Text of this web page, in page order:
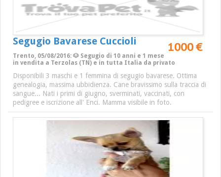
Segugio Bavarese Cuccioli 1000 €
Trento, 05/08/2016: 🐶 Segugio di 10 anni e 1 mese
in vendita a Terzolas (TN) e in tutta Italia da privato
Disponibili 3 maschi e 1 femmina di segugio bavarese. Ottima
genealogia, massima ubbidienza. Cane bravissimo sulla traccia di
sangue... Nati i primi di giugno, sverminati, vaccinati, con
pedigree e iscrizione all' Enci. Mamma visibile in foto.